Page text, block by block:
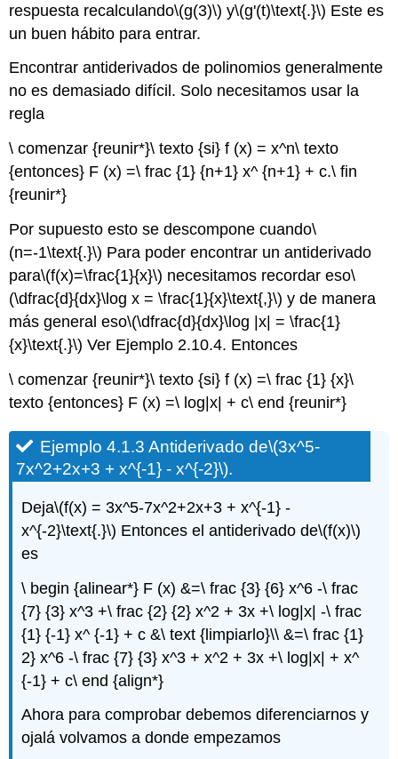
respuesta recalculando\(g(3)\) y\(g'(t)\text{.}\) Este es
un buen hábito para entrar.
Encontrar antiderivados de polinomios generalmente
no es demasiado difícil. Solo necesitamos usar la
regla
\ comenzar {reunir*}\ texto {si} f (x) = x^n\ texto
{entonces} F (x) =\ frac {1} {n+1} x^ {n+1} + c.\ fin
{reunir*}
Por supuesto esto se descompone cuando\
(n=-1\text{.}\) Para poder encontrar un antiderivado
para\(f(x)=\frac{1}{x}\) necesitamos recordar eso\
(\dfrac{d}{dx}\log x = \frac{1}{x}\text{,}\) y de manera
más general eso\(\dfrac{d}{dx}\log |x| = \frac{1}
{x}\text{.}\) Ver Ejemplo 2.10.4. Entonces
\ comenzar {reunir*}\ texto {si} f (x) =\ frac {1} {x}\
texto {entonces} F (x) =\ log|x| + c\ end {reunir*}
Ejemplo 4.1.3 Antiderivado de\(3x^5-
7x^2+2x+3 + x^{-1} - x^{-2}\).
Deja\(f(x) = 3x^5-7x^2+2x+3 + x^{-1} -
x^{-2}\text{.}\) Entonces el antiderivado de\(f(x)\)
es
\ begin {alinear*} F (x) &=\ frac {3} {6} x^6 -\ frac
{7} {3} x^3 +\ frac {2} {2} x^2 + 3x +\ log|x| -\ frac
{1} {-1} x^ {-1} + c &\ text {limpiarlo}\\ &=\ frac {1}
2} x^6 -\ frac {7} {3} x^3 + x^2 + 3x +\ log|x| + x^
{-1} + c\ end {align*}
Ahora para comprobar debemos diferenciarnos y
ojalá volvamos a donde empezamos